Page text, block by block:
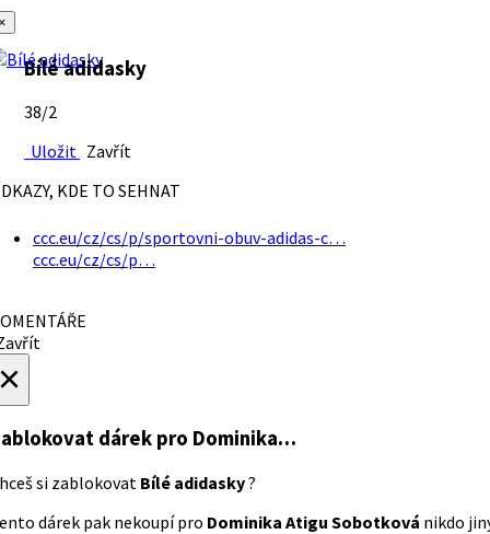
Bílé adidasky
38/2
Uložit Zavřít
KDE TO SEHNAT
ccc.eu/cz/cs/p/sportovni-obuv-adidas-c…
ccc.eu/cz/cs/p…
dárek pro Dominika…
si zablokovat Bílé adidasky?
dárek pak nekoupí pro Dominika Atigu Sobotková nikdo